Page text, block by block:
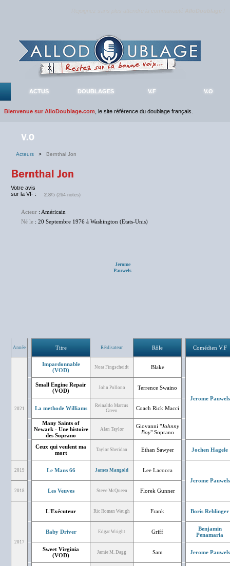
ACTUS DOUBLAGES V.F V.O
Bienvenue sur AlloDoublage.com , le site référence du doublage français.
Acteurs > Bernthal Jon
Votre avis
sur la VF :
2.8/5 (264 notes)
Acteur : Américain
Né le : 20 Septembre 1976 à Washington (Etats-Unis)
Jerome
Pauwels
Année Titre Réalisateur Rôle Comédien V.F
2021
Impardonnable
(VOD)
Nora Fingscheidt Blake
Jerome Pauwels
Small Engine Repair
(VOD)
John Pollono Terrence Swaino
La methode Williams
Reinaldo Marcus
Green
Coach Rick Macci
Many Saints of
Newark - Une histoire
des Soprano
Alan Taylor Giovanni "Johnny
Boy" Soprano
Ceux qui veulent ma
mort
Taylor Sheridan Ethan Sawyer Jochen Hagele
2019 Le Mans 66 James Mangold
Lee Lacocca
Jerome Pauwels
2018 Les Veuves Steve McQueen Florek Gunner
2017
L'Exécuteur Ric Roman Waugh Frank Boris Rehlinger
Baby Driver Edgar Wright Griff
Benjamin
Penamaria
Sweet Virginia
(VOD)
Jamie M. Dagg Sam Jerome Pauwels